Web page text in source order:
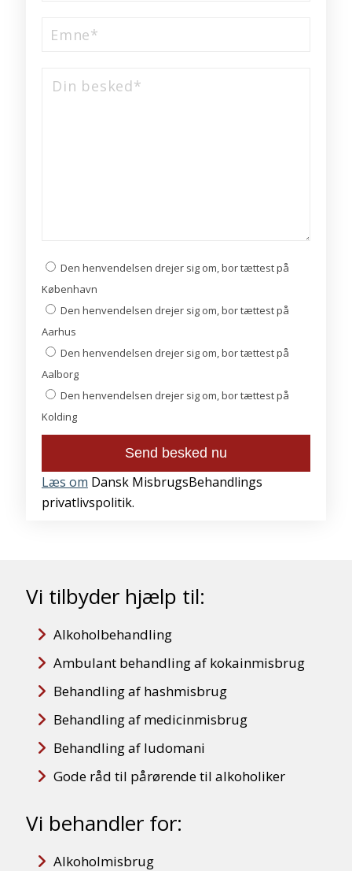
Den henvendelsen drejer sig om, bor tættest på
København
Den henvendelsen drejer sig om, bor tættest på
Aarhus
Den henvendelsen drejer sig om, bor tættest på
Aalborg
Den henvendelsen drejer sig om, bor tættest på
Kolding
Læs om Dansk MisbrugsBehandlings
privatlivspolitik.
Vi tilbyder hjælp til:
Alkoholbehandling
Ambulant behandling af kokainmisbrug
Behandling af hashmisbrug
Behandling af medicinmisbrug
Behandling af ludomani
Gode råd til pårørende til alkoholiker
Vi behandler for:
Alkoholmisbrug